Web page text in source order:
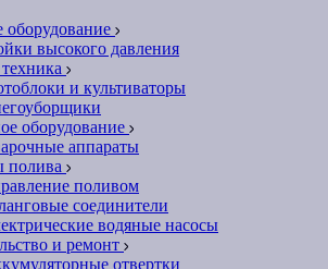
высокого давления
и культиваторы
оборудование
аппараты
полива
поливом
соединители
водяные насосы
и ремонт
отвертки